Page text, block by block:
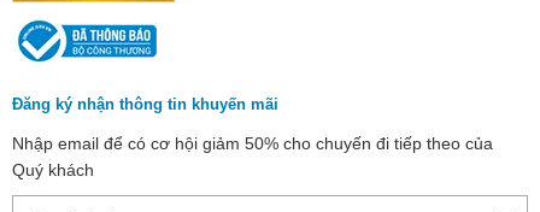
Đăng ký nhận thông tin khuyến mãi
Nhập email để có cơ hội giảm 50% cho chuyến đi tiếp theo của
Quý khách